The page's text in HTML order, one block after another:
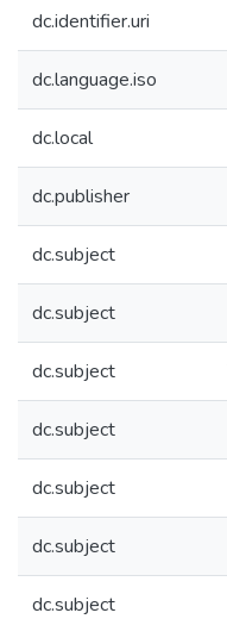
dc.identifier.uri
dc.language.iso
dc.local
dc.publisher
dc.subject
dc.subject
dc.subject
dc.subject
dc.subject
dc.subject
dc.subject